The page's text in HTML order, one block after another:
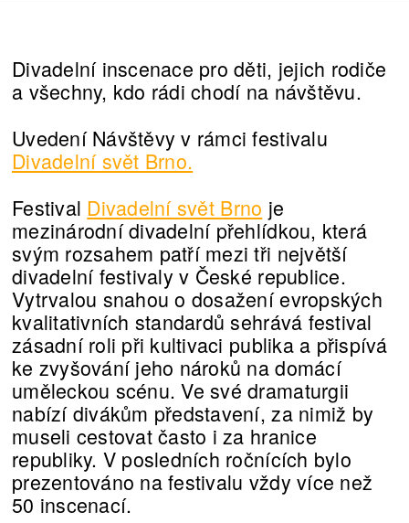
Divadelní inscenace pro děti, jejich rodiče
a všechny, kdo rádi chodí na návštěvu.
Uvedení Návštěvy v rámci festivalu
Divadelní svět Brno.
Festival Divadelní svět Brno je
mezinárodní divadelní přehlídkou, která
svým rozsahem patří mezi tři největší
divadelní festivaly v České republice.
Vytrvalou snahou o dosažení evropských
kvalitativních standardů sehrává festival
zásadní roli při kultivaci publika a přispívá
ke zvyšování jeho nároků na domácí
uměleckou scénu. Ve své dramaturgii
nabízí divákům představení, za nimiž by
museli cestovat často i za hranice
republiky. V posledních ročnících bylo
prezentováno na festivalu vždy více než
50 inscenací.